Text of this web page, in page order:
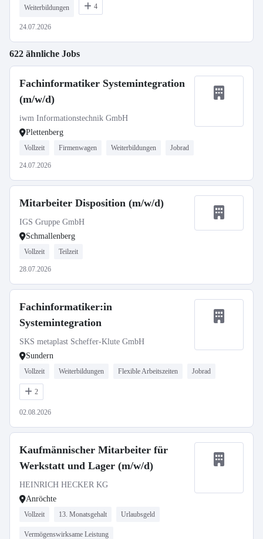
Weiterbildungen 4
24.07.2026
622 ähnliche Jobs
Fachinformatiker Systemintegration
(m/w/d)
iwm Informationstechnik GmbH
Plettenberg
Vollzeit Firmenwagen Weiterbildungen Jobrad
24.07.2026
Mitarbeiter Disposition (m/w/d)
IGS Gruppe GmbH
Schmallenberg
Vollzeit Teilzeit
28.07.2026
Fachinformatiker:in
Systemintegration
SKS metaplast Scheffer-Klute GmbH
Sundern
Vollzeit Weiterbildungen Flexible Arbeitszeiten Jobrad
2
02.08.2026
Kaufmännischer Mitarbeiter für
Werkstatt und Lager (m/w/d)
HEINRICH HECKER KG
Anröchte
Vollzeit 13. Monatsgehalt Urlaubsgeld
Vermögenswirksame Leistung